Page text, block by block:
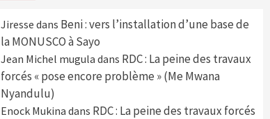
Jiresse dans Beni : vers l’installation d’une base de
la MONUSCO à Sayo
Jean Michel mugula dans RDC : La peine des travaux
forcés « pose encore problème » (Me Mwana
Nyandulu)
Enock Mukina dans RDC : La peine des travaux forcés